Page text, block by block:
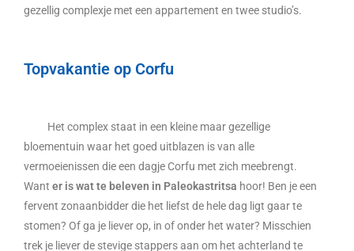
gezellig complexje met een appartement en twee studio’s.
Topvakantie op Corfu
Het complex staat in een kleine maar gezellige
bloementuin waar het goed uitblazen is van alle
vermoeienissen die een dagje Corfu met zich meebrengt.
Want er is wat te beleven in Paleokastritsa hoor! Ben je een
fervent zonaanbidder die het liefst de hele dag ligt gaar te
stomen? Of ga je liever op, in of onder het water? Misschien
trek je liever de stevige stappers aan om het achterland te